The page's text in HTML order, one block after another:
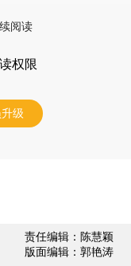
阅读
权限
级
责任编辑：陈慧颖
版面编辑：郭艳涛